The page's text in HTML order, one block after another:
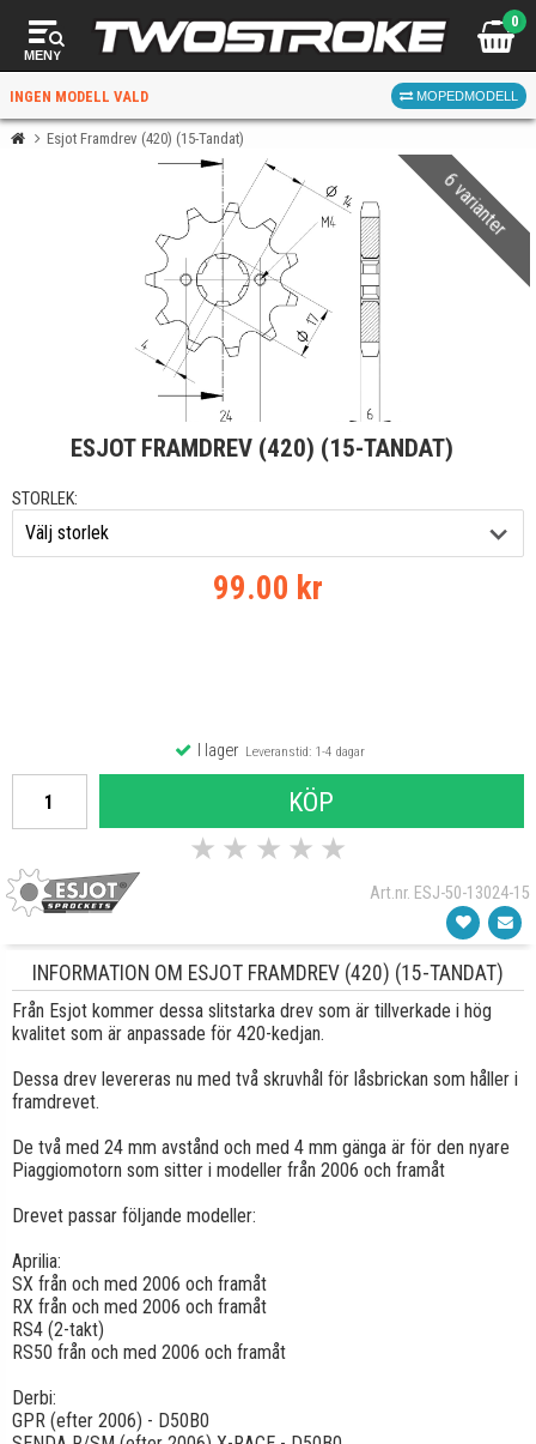
MENY
0
INGEN MODELL VALD MOPEDMODELL
VÄLJ MOPEDFÖR RÄTT DELAR
När du valt kommer butiken visa delar för vald moped
Esjot Framdrev (420) (15-Tandat)
6 varianter
ESJOT FRAMDREV (420) (15-TANDAT)
STORLEK:
99.00 kr
I lagerLeveranstid: 1-4 dagar
KÖP
★ ★ ★ ★ ★
Art.nr. ESJ-50-13024-15
INFORMATION OM ESJOT FRAMDREV (420) (15-TANDAT)
Från Esjot kommer dessa slitstarka drev som är tillverkade i hög
kvalitet som är anpassade för 420-kedjan.
Dessa drev levereras nu med två skruvhål för låsbrickan som håller i
framdrevet.
De två med 24 mm avstånd och med 4 mm gänga är för den nyare
Piaggiomotorn som sitter i modeller från 2006 och framåt
Drevet passar följande modeller:
Aprilia:
SX från och med 2006 och framåt
RX från och med 2006 och framåt
RS4 (2-takt)
RS50 från och med 2006 och framåt
Derbi:
GPR (efter 2006) - D50B0